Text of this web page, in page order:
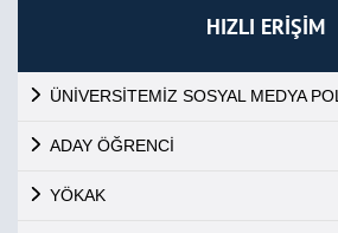
HIZLI ERİŞİM
ÜNİVERSİTEMİZ SOSYAL MEDYA
ADAY ÖĞRENCİ
YÖKAK